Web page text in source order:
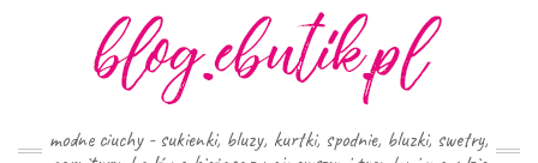
modne ciuchy - sukienki, bluzy, kurtki, spodnie, bluzki, swetry,